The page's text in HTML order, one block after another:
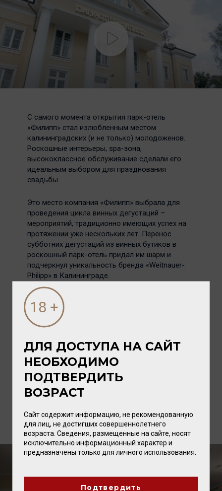
С самого момента открытия парк-отель
«Филипп» стал излюбленным местом
калининградских (и не только) молодоженов.
Роскошные интерьеры, spa-зона,
высококлассное обслуживание сделали его
идеальным выбором для празднования
свадьбы.
Это место компания «Филипп» выбрала для
проведения цикла винных дегустаций –
мероприятий, традиционно имеющих успех на
протяжении уже нескольких лет. Перенос
субботних дегустаций из винных бутиков в
роскошный парк-отель придал им шарм и
подчеркнул уникальность бренда «Weitnauer-
Philipp» в Калининграде.
Адрес отеля:
Калининградская область, Багратионовский
район,
пос. Новоселово, Берлинское шоссе, 11к.
Факс: +7 4012 31-14-20
Показать на карте
parkhotel-philipp.ru
ДЛЯ ДОСТУПА НА САЙТ
НЕОБХОДИМО
ПОДТВЕРДИТЬ
ВОЗРАСТ
Сайт содержит информацию, не рекомендованную
для лиц, не достигших совершеннолетнего
возраста. Сведения, размещенные на сайте, носят
исключительно информационный характер и
предназначены только для личного использования.
Подтвердить